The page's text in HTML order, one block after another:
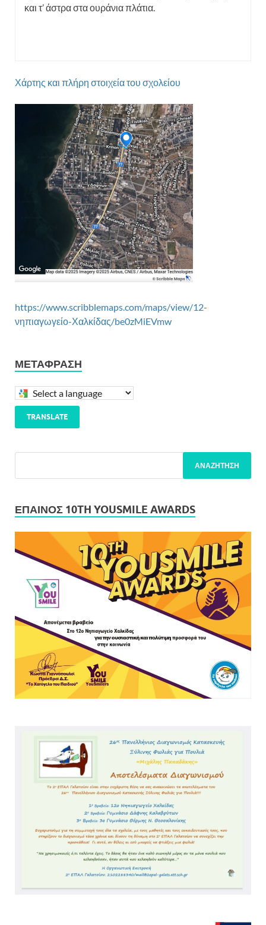
και τ’ άστραστα ουράνια πλάτια.
Χάρτης και πλήρη στοιχεία του σχολείου
https://www.scribblemaps.com/maps/view/12-
νηπιαγωγείο-Χαλκίδας/be0zMiEVmw
ΜΕΤΆΦΡΑΣΗ
TRANSLATE
ΕΠΑΙΝΟΣ 10TH YOUSMILE AWARDS